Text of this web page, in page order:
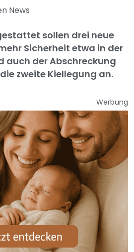
News
sollen drei neue
Sicherheit etwa in der
auch der Abschreckung
zweite Kiellegung an.
Werbung